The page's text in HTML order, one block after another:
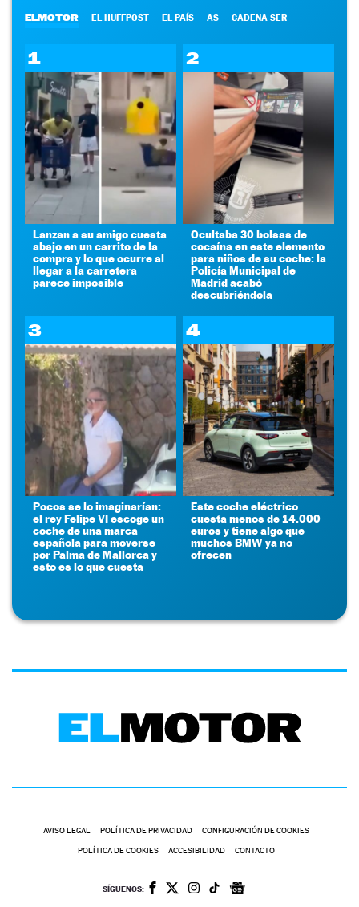
ELMOTOR EL HUFFPOST EL PAÍS AS CADENA SER
1
Lanzan a su amigo cuesta
abajo en un carrito de la
compra y lo que ocurre al
llegar a la carretera
parece imposible
2
Ocultaba 30 bolsas de
cocaína en este elemento
para niños de su coche: la
Policía Municipal de
Madrid acabó
descubriéndola
3
Pocos se lo imaginarían:
el rey Felipe VI escoge un
coche de una marca
española para moverse
por Palma de Mallorca y
esto es lo que cuesta
4
Este coche eléctrico
cuesta menos de 14.000
euros y tiene algo que
muchos BMW ya no
ofrecen
AVISO LEGAL POLÍTICA DE PRIVACIDAD CONFIGURACIÓN DE COOKIES
POLÍTICA DE COOKIES ACCESIBILIDAD CONTACTO
SÍGUENOS: